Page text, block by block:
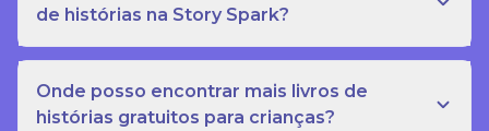
de histórias na Story Spark?
Onde posso encontrar mais livros de
histórias gratuitos para crianças?